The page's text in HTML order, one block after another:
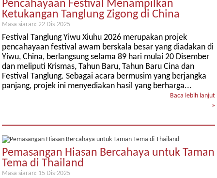
Pencahayaan Festival Menampilkan
Ketukangan Tanglung Zigong di China
Masa siaran: 22 Dis-2025
Festival Tanglung Yiwu Xiuhu 2026 merupakan projek
pencahayaan festival awam berskala besar yang diadakan di
Yiwu, China, berlangsung selama 89 hari mulai 20 Disember
dan meliputi Krismas, Tahun Baru, Tahun Baru Cina dan
Festival Tanglung. Sebagai acara bermusim yang berjangka
panjang, projek ini menyediakan hasil yang berharga...
Baca lebih lanjut
»
Pemasangan Hiasan Bercahaya untuk Taman
Tema di Thailand
Masa siaran: 15 Dis-2025